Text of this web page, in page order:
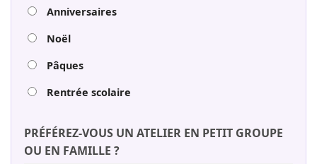
Anniversaires
Noël
Pâques
Rentrée scolaire
PRÉFÉREZ-VOUS UN ATELIER EN PETIT GROUPE
OU EN FAMILLE ?